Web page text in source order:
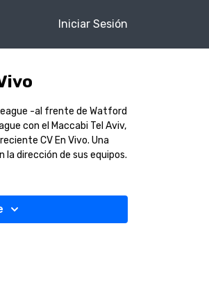
Iniciar Sesión
-al frente de Watford
con el Maccabi Tel Aviv,
CV En Vivo. Una
dirección de sus equipos.